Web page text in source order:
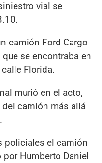
vial se
camión Ford Cargo
se encontraba en
Florida.
murió en el acto,
camión más allá
policiales el camión
por Humberto Daniel